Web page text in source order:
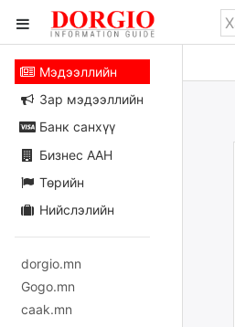
Мэдээллийн
Зар мэдээллийн
Банк санхүү
Бизнес ААН
Төрийн
Нийслэлийн
dorgio.mn
Gogo.mn
caak.mn